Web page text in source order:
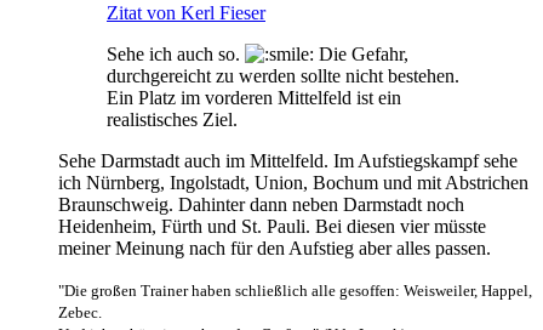
Zitat von Kerl Fieser
Sehe ich auch so.
Die Gefahr,
durchgereicht zu werden sollte nicht bestehen.
Ein Platz im vorderen Mittelfeld ist ein
realistisches Ziel.
Sehe Darmstadt auch im Mittelfeld. Im Aufstiegskampf sehe
ich Nürnberg, Ingolstadt, Union, Bochum und mit Abstrichen
Braunschweig. Dahinter dann neben Darmstadt noch
Heidenheim, Fürth und St. Pauli. Bei diesen vier müsste
meiner Meinung nach für den Aufstieg aber alles passen.
"Die großen Trainer haben schließlich alle gesoffen: Weisweiler, Happel,
Zebec.